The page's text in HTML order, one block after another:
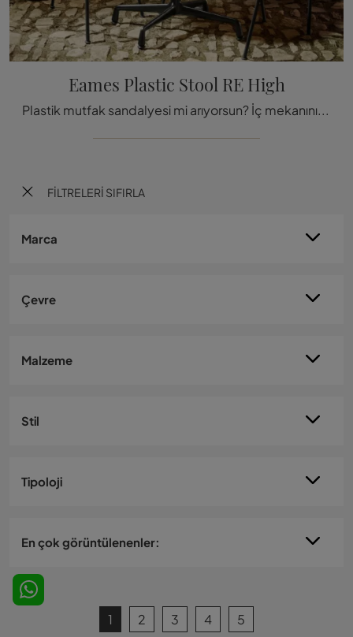
FILTRELERI SIFIRLA
Marca
Çevre
Malzeme
Stil
Tipoloji
En çok görüntülenenler:
Eames Plastic Stool RE High
Plastik mutfak sandalyesi mi arıyorsun? İç mekanını en iyi şekilde tamamlamak için Vitra'nın Eames Plastic Stool RE High modelini keşfet
1 2 3 4 5